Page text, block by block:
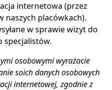
internetowa (przez
naszych placówkach).
w sprawie wizyt do
specjalistów.
osobowymi wyrażacie
soich danych osobowych
internetowej, zgodnie z